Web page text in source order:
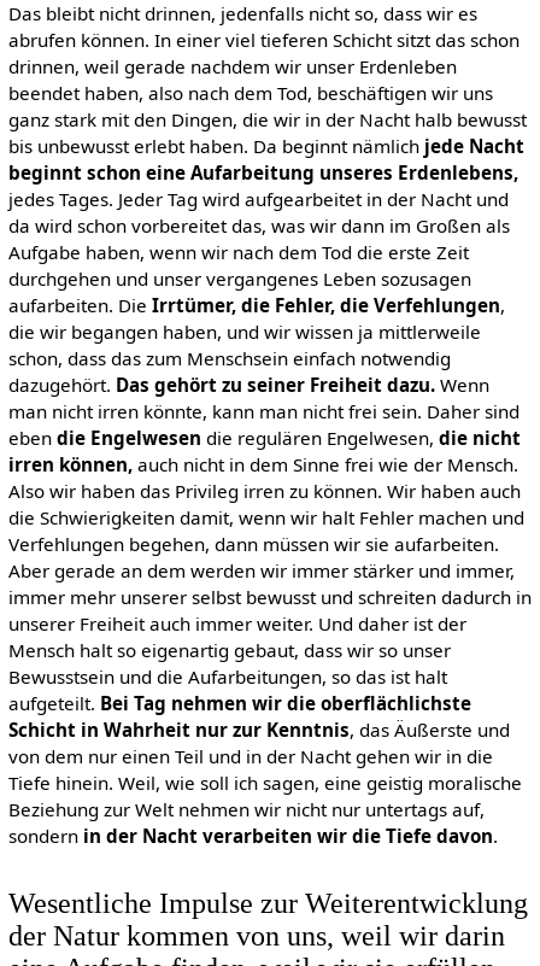
Das bleibt nicht drinnen, jedenfalls nicht so, dass wir es
abrufen können. In einer viel tieferen Schicht sitzt das schon
drinnen, weil gerade nachdem wir unser Erdenleben
beendet haben, also nach dem Tod, beschäftigen wir uns
ganz stark mit den Dingen, die wir in der Nacht halb bewusst
bis unbewusst erlebt haben. Da beginnt nämlich jede Nacht
beginnt schon eine Aufarbeitung unseres Erdenlebens,
jedes Tages. Jeder Tag wird aufgearbeitet in der Nacht und
da wird schon vorbereitet das, was wir dann im Großen als
Aufgabe haben, wenn wir nach dem Tod die erste Zeit
durchgehen und unser vergangenes Leben sozusagen
aufarbeiten. Die Irrtümer, die Fehler, die Verfehlungen,
die wir begangen haben, und wir wissen ja mittlerweile
schon, dass das zum Menschsein einfach notwendig
dazugehört. Das gehört zu seiner Freiheit dazu.Wenn
man nicht irren könnte, kann man nicht frei sein. Daher sind
eben die Engelwesen die regulären Engelwesen, die nicht
irren können,auch nicht in dem Sinne frei wie der Mensch.
Also wir haben das Privileg irren zu können. Wir haben auch
die Schwierigkeiten damit, wenn wir halt Fehler machen und
Verfehlungen begehen, dann müssen wir sie aufarbeiten.
Aber gerade an dem werden wir immer stärker und immer,
immer mehr unserer selbst bewusst und schreiten dadurch in
unserer Freiheit auch immer weiter. Und daher ist der
Mensch halt so eigenartig gebaut, dass wir so unser
Bewusstsein und die Aufarbeitungen, so das ist halt
aufgeteilt. Bei Tag nehmen wir die oberflächlichste
Schicht in Wahrheit nur zur Kenntnis, das Äußerste und
von dem nur einen Teil und in der Nacht gehen wir in die
Tiefe hinein. Weil, wie soll ich sagen, eine geistig moralische
Beziehung zur Welt nehmen wir nicht nur untertags auf,
sondern in der Nacht verarbeiten wir die Tiefe davon.
Wesentliche Impulse zur Weiterentwicklung
der Natur kommen von uns, weil wir darin